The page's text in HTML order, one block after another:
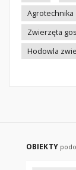
Agrotechnika
Zwierzęta
Hodowla
OBIEKTY